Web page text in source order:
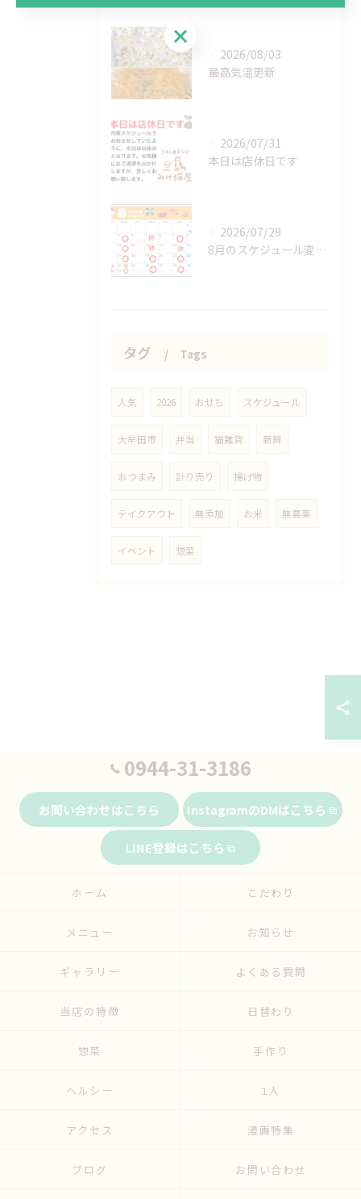
2026/08/03
最高気温更新
2026/07/31
本日は店休日です
2026/07/29
8月のスケジュール変更分
タグ Tags
人気 2026 おせち スケジュール
大牟田市 弁当 猫雑貨 新鮮
おつまみ 計り売り 揚げ物
テイクアウト 無添加 お米 無農薬
イベント 惣菜
0944-31-3186
お問い合わせはこちら InstagramのDMはこちら
LINE登録はこちら
ホーム こだわり
メニュー お知らせ
ギャラリー よくある質問
当店の特徴 日替わり
惣菜 手作り
ヘルシー 1人
アクセス 漫画特集
ブログ お問い合わせ
LINE登録はこちら